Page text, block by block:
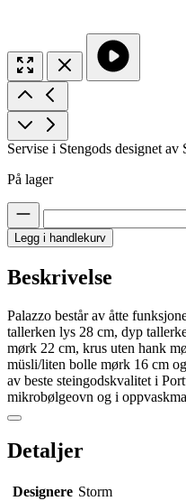
Servise i Stengods designet av
På lager
Legg i handlekurv
Beskrivelse
Palazzo består av åtte
tallerken lys 28 cm, dyp
mørk 22 cm, krus uten hank
müsli/liten bolle mørk 16 cm
av beste steingodskvalitet i
mikrobølgeovn og i
Detaljer
Designere Storm